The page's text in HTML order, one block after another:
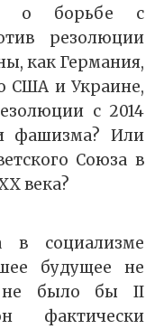
о борьбе с
резолюции
как Германия,
США и Украине,
с 2014
фашизма? Или
Союза в
века?
в социализме
будущее не
не было бы II
фактически